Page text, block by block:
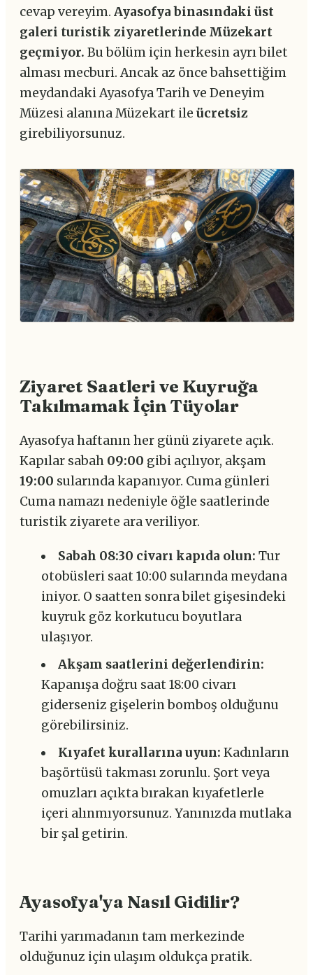
cevap vereyim. Ayasofya binasındaki üst
galeri turistik ziyaretlerinde Müzekart
geçmiyor. Bu bölüm için herkesin ayrı bilet
alması mecburi. Ancak az önce bahsettiğim
meydandaki Ayasofya Tarih ve Deneyim
Müzesi alanına Müzekart ile ücretsiz
girebiliyorsunuz.
Ziyaret Saatleri ve Kuyruğa
Takılmamak İçin Tüyolar
Ayasofya haftanın her günü ziyarete açık.
Kapılar sabah 09:00 gibi açılıyor, akşam
19:00 sularında kapanıyor. Cuma günleri
Cuma namazı nedeniyle öğle saatlerinde
turistik ziyarete ara veriliyor.
Sabah 08:30 civarı kapıda olun: Tur
otobüsleri saat 10:00 sularında meydana
iniyor. O saatten sonra bilet gişesindeki
kuyruk göz korkutucu boyutlara
ulaşıyor.
Akşam saatlerini değerlendirin:
Kapanışa doğru saat 18:00 civarı
giderseniz gişelerin bomboş olduğunu
görebilirsiniz.
Kıyafet kurallarına uyun: Kadınların
başörtüsü takması zorunlu. Şort veya
omuzları açıkta bırakan kıyafetlerle
içeri alınmıyorsunuz. Yanınızda mutlaka
bir şal getirin.
Ayasofya'ya Nasıl Gidilir?
Tarihi yarımadanın tam merkezinde
olduğunuz için ulaşım oldukça pratik.